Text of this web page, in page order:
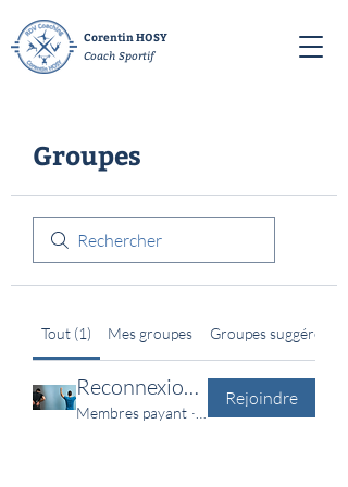
Corentin HOSY
Coach Sportif
Groupes
Tout (1) Mes groupes Groupes suggérés
Reconnexion Lombaire
Membres payant · 2 membres
Rejoindre